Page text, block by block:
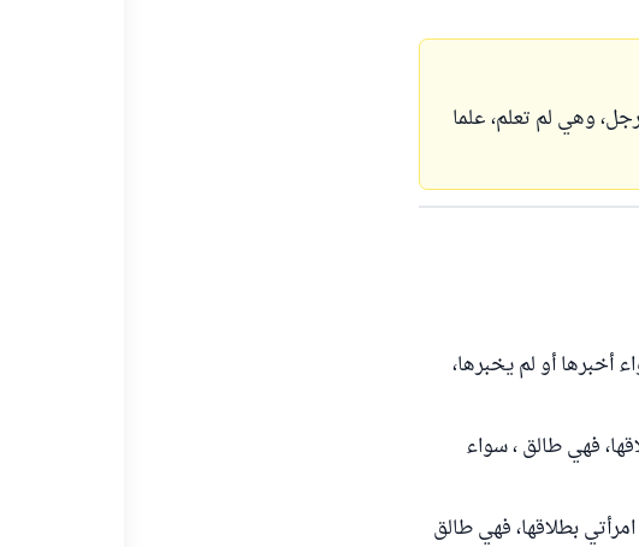
وهي لم تعلم، علما
أخبرها أو لم يخبرها،
بطلاقها، فهي طالق ، سواء
" وإذا قال لرجل: أخبر امرأتي بطلاقها، فهي طالق